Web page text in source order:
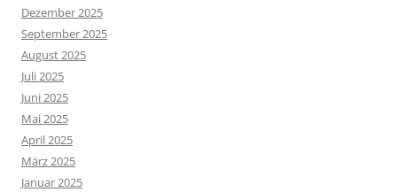
Dezember 2025
September 2025
August 2025
Juli 2025
Juni 2025
Mai 2025
April 2025
März 2025
Januar 2025